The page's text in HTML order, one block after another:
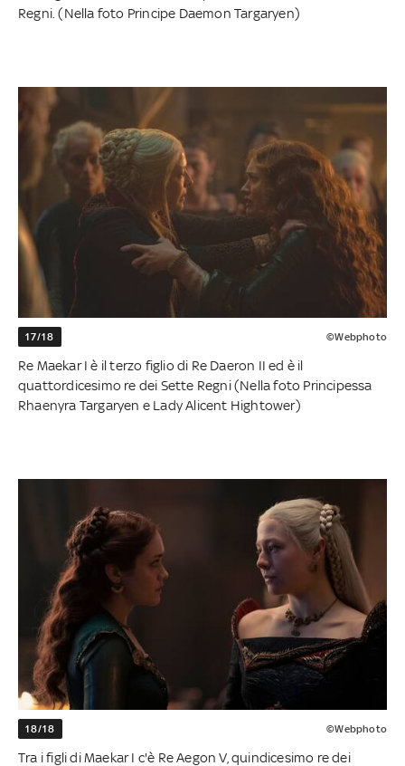
Regni. (Nella foto Principe Daemon Targaryen)
17/18 ©Webphoto
Re Maekar I è il terzo figlio di Re Daeron II ed è il
quattordicesimo re dei Sette Regni (Nella foto Principessa
Rhaenyra Targaryen e Lady Alicent Hightower)
18/18 ©Webphoto
Tra i figli di Maekar I c'è Re Aegon V, quindicesimo re dei